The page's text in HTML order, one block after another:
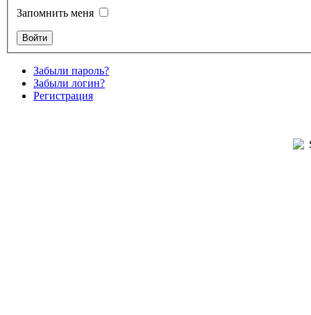
Запомнить меня
Забыли пароль?
Забыли логин?
Регистрация